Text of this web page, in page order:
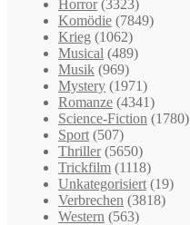
Horror (3323)
Komödie (7849)
Krieg (1062)
Musical (489)
Musik (969)
Mystery (1971)
Romanze (4341)
Science-Fiction (1780)
Sport (507)
Thriller (5650)
Trickfilm (1118)
Unkategorisiert (19)
Verbrechen (3818)
Western (563)